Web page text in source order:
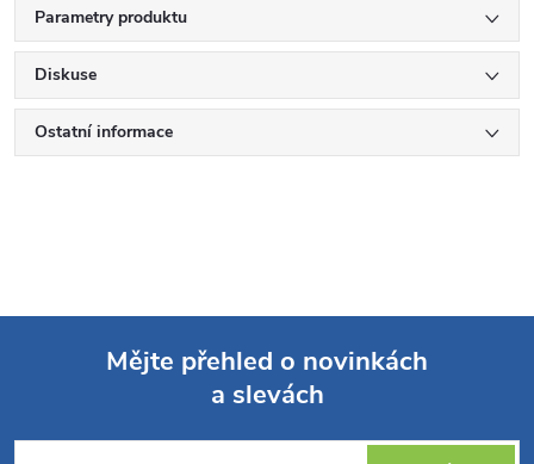
Parametry produktu
Diskuse
Ostatní informace
Mějte přehled o novinkách
a slevách